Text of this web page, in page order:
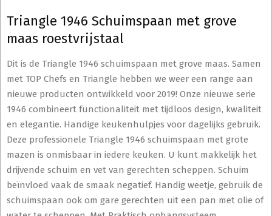
Triangle 1946 Schuimspaan met grove
maas roestvrijstaal
Dit is de Triangle 1946 schuimspaan met grove maas. Samen
met TOP Chefs en Triangle hebben we weer een range aan
nieuwe producten ontwikkeld voor 2019! Onze nieuwe serie
1946 combineert functionaliteit met tijdloos design, kwaliteit
en elegantie. Handige keukenhulpjes voor dagelijks gebruik.
Deze professionele Triangle 1946 schuimspaan met grote
mazen is onmisbaar in iedere keuken. U kunt makkelijk het
drijvende schuim en vet van gerechten scheppen. Schuim
beïnvloed vaak de smaak negatief. Handig weetje, gebruik de
schuimspaan ook om gare gerechten uit een pan met olie of